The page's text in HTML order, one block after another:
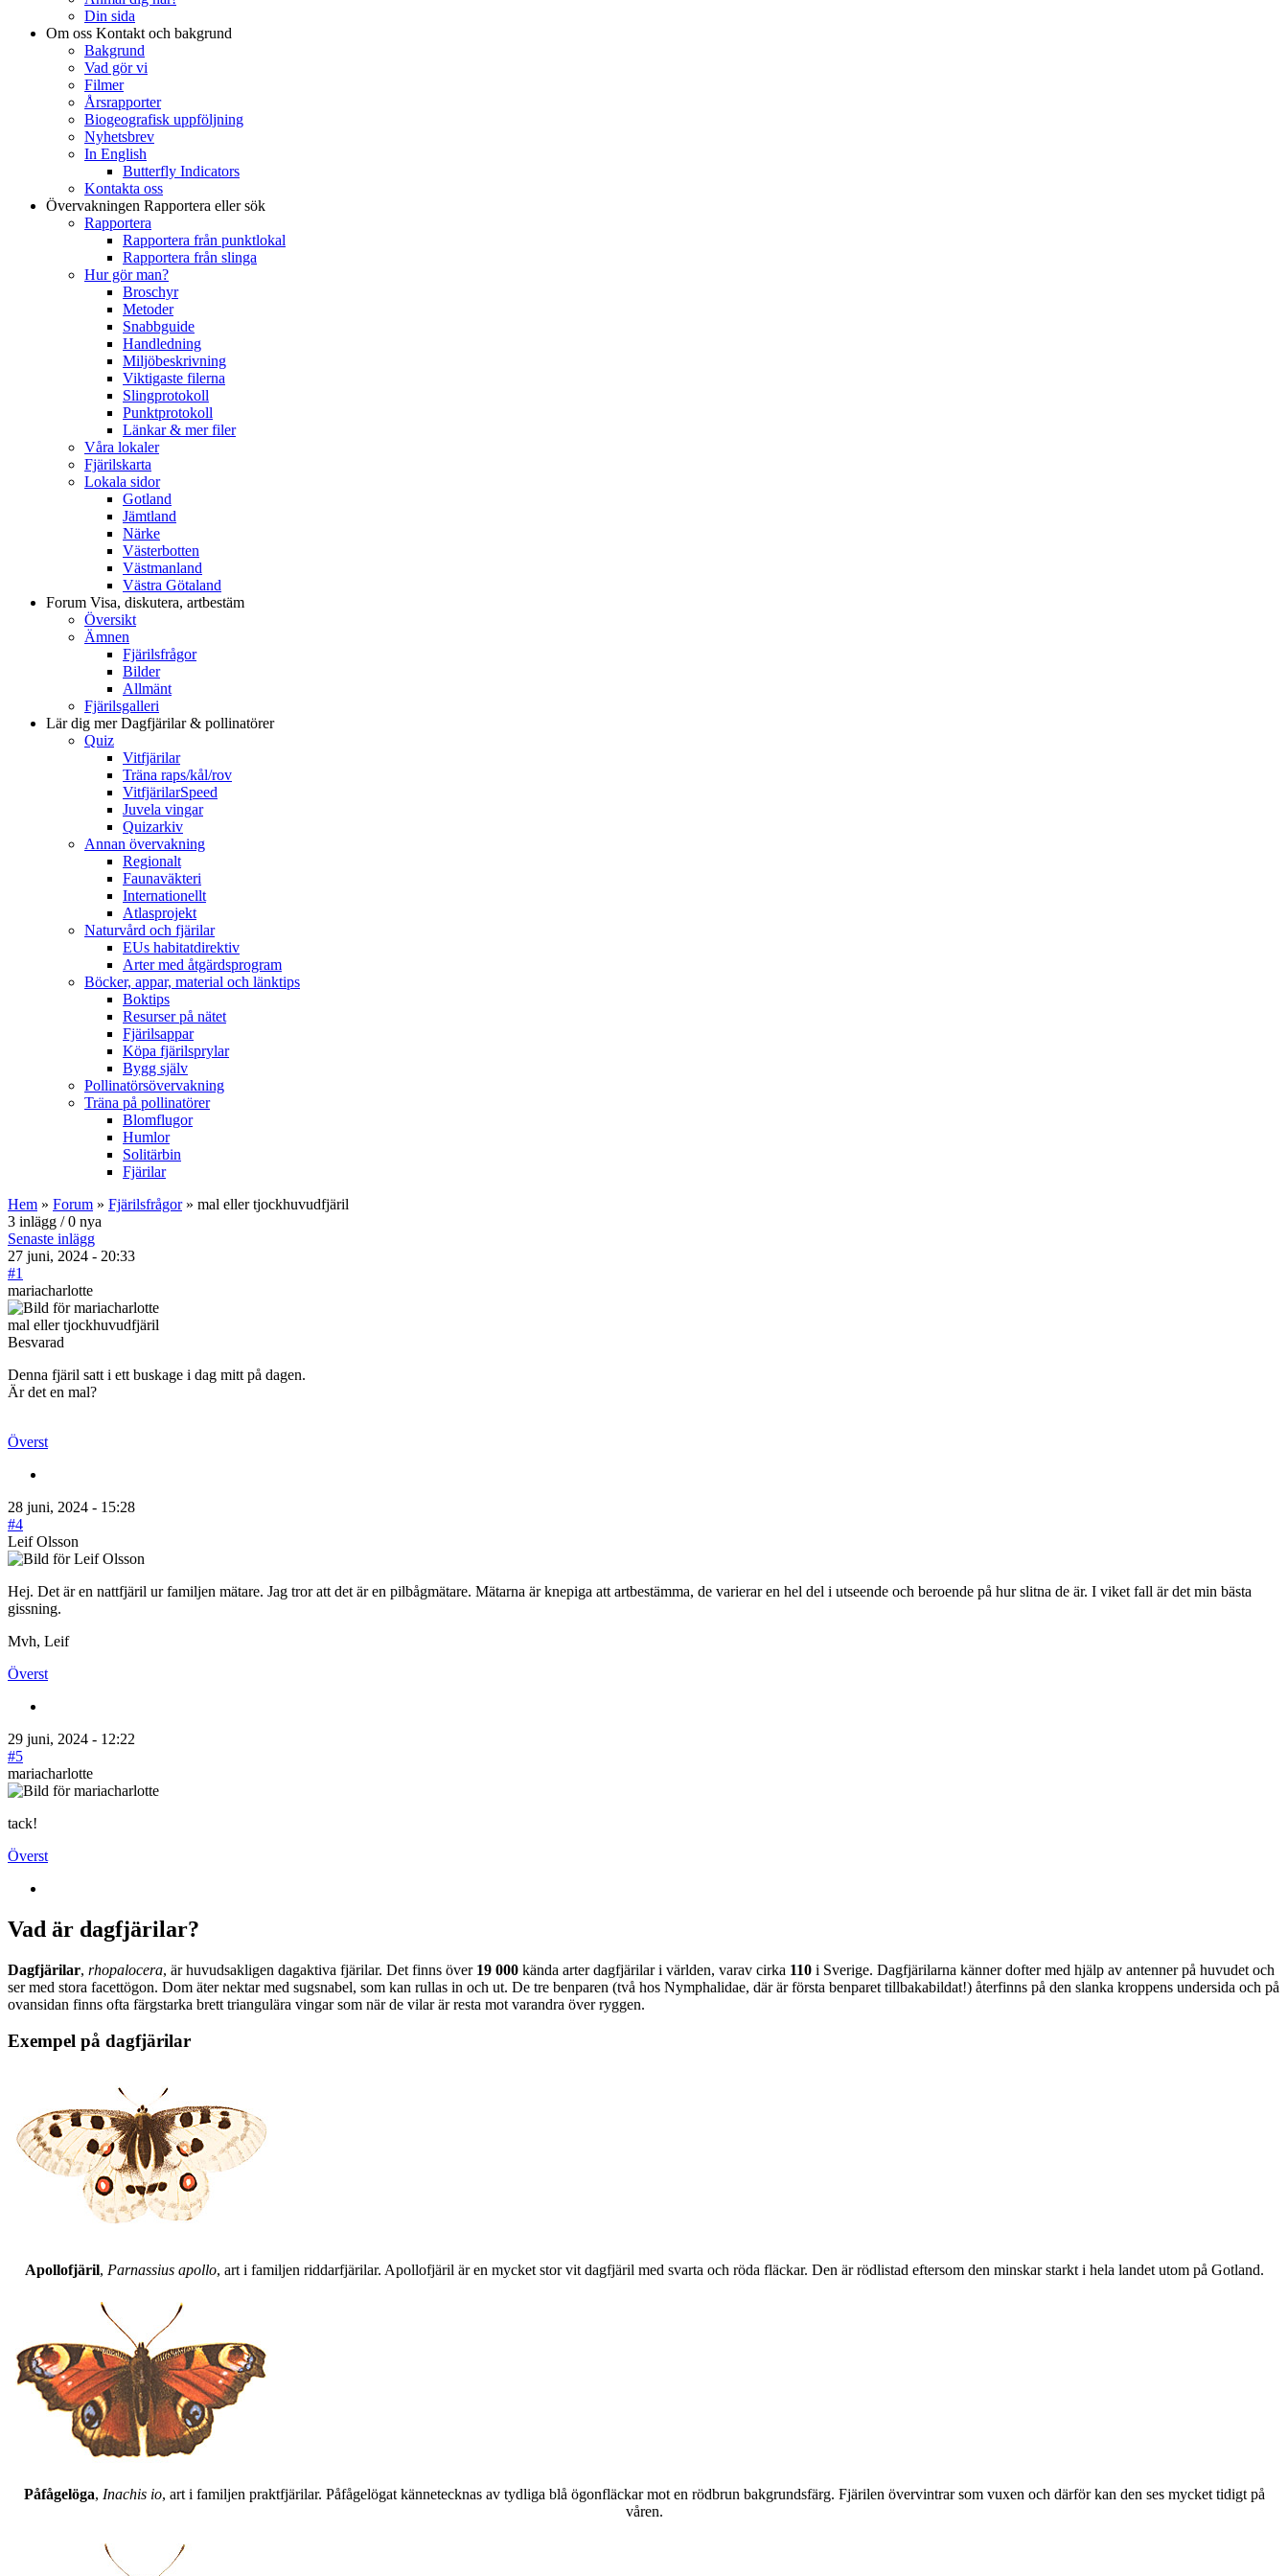
Din sida
Om oss Kontakt och bakgrund
Bakgrund
Vad gör vi
Filmer
Årsrapporter
Biogeografisk uppföljning
Nyhetsbrev
In English
Butterfly Indicators
Kontakta oss
Övervakningen Rapportera eller sök
Rapportera
Rapportera från punktlokal
Rapportera från slinga
Hur gör man?
Broschyr
Metoder
Snabbguide
Handledning
Miljöbeskrivning
Viktigaste filerna
Slingprotokoll
Punktprotokoll
Länkar & mer filer
Våra lokaler
Fjärilskarta
Lokala sidor
Gotland
Jämtland
Närke
Västerbotten
Västmanland
Västra Götaland
Forum Visa, diskutera, artbestäm
Översikt
Ämnen
Fjärilsfrågor
Bilder
Allmänt
Fjärilsgalleri
Lär dig merDagfjärilar & pollinatörer
Quiz
Vitfjärilar
Träna raps/kål/rov
VitfjärilarSpeed
Juvela vingar
Quizarkiv
Annan övervakning
Regionalt
Faunaväkteri
Internationellt
Atlasprojekt
Naturvård och fjärilar
EUs habitatdirektiv
Arter med åtgärdsprogram
Böcker, appar, material och länktips
Boktips
Resurser på nätet
Fjärilsappar
Köpa fjärilsprylar
Bygg själv
Pollinatörsövervakning
Träna på pollinatörer
Blomflugor
Humlor
Solitärbin
Fjärilar
Hem » Forum » Fjärilsfrågor» mal eller tjockhuvudfjäril
3 inlägg / 0 nya
Senaste inlägg
27 juni, 2024 - 20:33
#1
mariacharlotte
mal eller tjockhuvudfjäril
Besvarad
Denna fjäril satt i ett buskage i dag mitt på dagen.
Är det en mal?
Överst
28 juni, 2024 - 15:28
#4
Leif Olsson
Hej. Det är en nattfjäril ur familjen mätare. Jag tror att det är en pilbågmätare. Mätarna är knepiga att artbestämma, de varierar en hel del i utseende och beroende på hur slitna de är. I viket fall är det min bästa
gissning.
Mvh, Leif
Överst
29 juni, 2024 - 12:22
#5
mariacharlotte
tack!
Överst
Vad är dagfjärilar?
Dagfjärilar, rhopalocera, är huvudsakligen dagaktiva fjärilar. Det finns över 19 000 kända arter dagfjärilar i världen, varav cirka 110 i Sverige. Dagfjärilarna känner dofter med hjälp av antenner på huvudet och
ser med stora facettögon. Dom äter nektar med sugsnabel, som kan rullas in och ut. De tre benparen (två hos Nymphalidae, där är första benparet tillbakabildat!) återfinns på den slanka kroppens undersida och på
ovansidan finns ofta färgstarka brett triangulära vingar som när de vilar är resta mot varandra över ryggen.
Exempel på dagfjärilar
Apollofjäril, Parnassius apollo, art i familjen riddarfjärilar. Apollofjäril är en mycket stor vit dagfjäril med svarta och röda fläckar. Den är rödlistad eftersom den minskar starkt i hela landet utom på Gotland.
Påfågelöga, Inachis io, art i familjen praktfjärilar. Påfågelögat kännetecknas av tydliga blå ögonfläckar mot en rödbrun bakgrundsfärg. Fjärilen övervintrar som vuxen och därför kan den ses mycket tidigt på
våren.